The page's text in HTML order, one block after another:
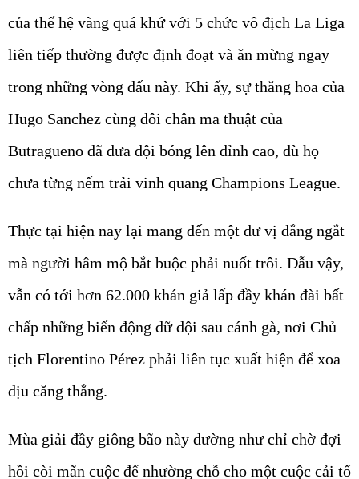
của thế hệ vàng quá khứ với 5 chức vô địch La Liga
liên tiếp thường được định đoạt và ăn mừng ngay
trong những vòng đấu này. Khi ấy, sự thăng hoa của
Hugo Sanchez cùng đôi chân ma thuật của
Butragueno đã đưa đội bóng lên đỉnh cao, dù họ
chưa từng nếm trải vinh quang Champions League.
Thực tại hiện nay lại mang đến một dư vị đắng ngắt
mà người hâm mộ bắt buộc phải nuốt trôi. Dẫu vậy,
vẫn có tới hơn 62.000 khán giả lấp đầy khán đài bất
chấp những biến động dữ dội sau cánh gà, nơi Chủ
tịch Florentino Pérez phải liên tục xuất hiện để xoa
dịu căng thẳng.
Mùa giải đầy giông bão này dường như chỉ chờ đợi
hồi còi mãn cuộc để nhường chỗ cho một cuộc cải tổ